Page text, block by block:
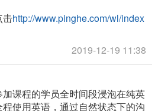
击http://www.pinghe.com/wl/index
2019-12-19 11:38
课程的学员全时间段浸泡在纯英
使用英语，通过自然状态下的沟